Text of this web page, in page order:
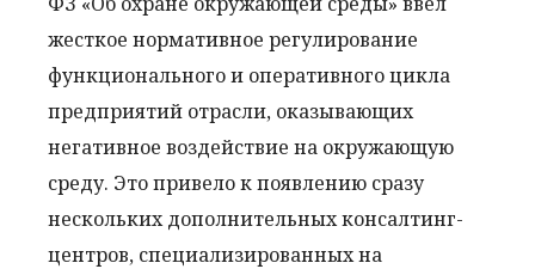
жесткое нормативное регулирование
функционального и оперативного цикла
предприятий отрасли, оказывающих
негативное воздействие на окружающую
среду. Это привело к появлению сразу
нескольких дополнительных консалтинг-
центров, специализированных на